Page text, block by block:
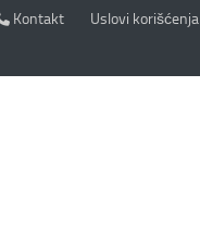
Kontakt
Kontakt Uslovi korišćenja